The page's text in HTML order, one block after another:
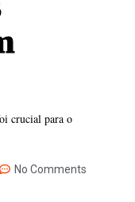
crucial para o
No Comments